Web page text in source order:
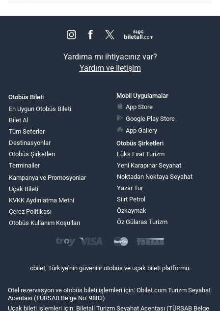
Yardıma mı ihtiyacınız var?
Yardım ve İletişim
Otobüs Bileti
En Uygun Otobüs Bileti
Bilet Al
Tüm Seferler
Destinasyonlar
Otobüs Şirketleri
Terminaller
Kampanya ve Promosyonlar
Uçak Bileti
KVKK Aydınlatma Metni
Çerez Politikası
Otobüs Kullanım Koşulları
Mobil Uygulamalar
App Store
Google Play Store
App Gallery
Otobüs Şirketleri
Lüks Fırat Turizm
Yeni Karapınar Seyahat
Noktadan Noktaya Seyahat
Yazar Tur
Siirt Petrol
Özkaymak
Öz Gülaras Turizm
obilet, Türkiye'nin güvenilir otobüs ve uçak bileti platformu.
Otel rezervasyon ve otobüs bileti işlemleri için: Obilet.com Turizm Seyahat
Acentası (TÜRSAB Belge No: 9883)
Uçak bileti işlemleri için: Biletall Turizm Seyahat Acentası (TÜRSAB Belge